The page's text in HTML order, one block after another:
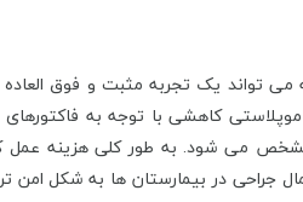
تواند یک تجربه مثبت و فوق
کاهشی با توجه به
می شود. به طور کلی هزینه عمل
جراحی در بیمارستان ها به شکل امن